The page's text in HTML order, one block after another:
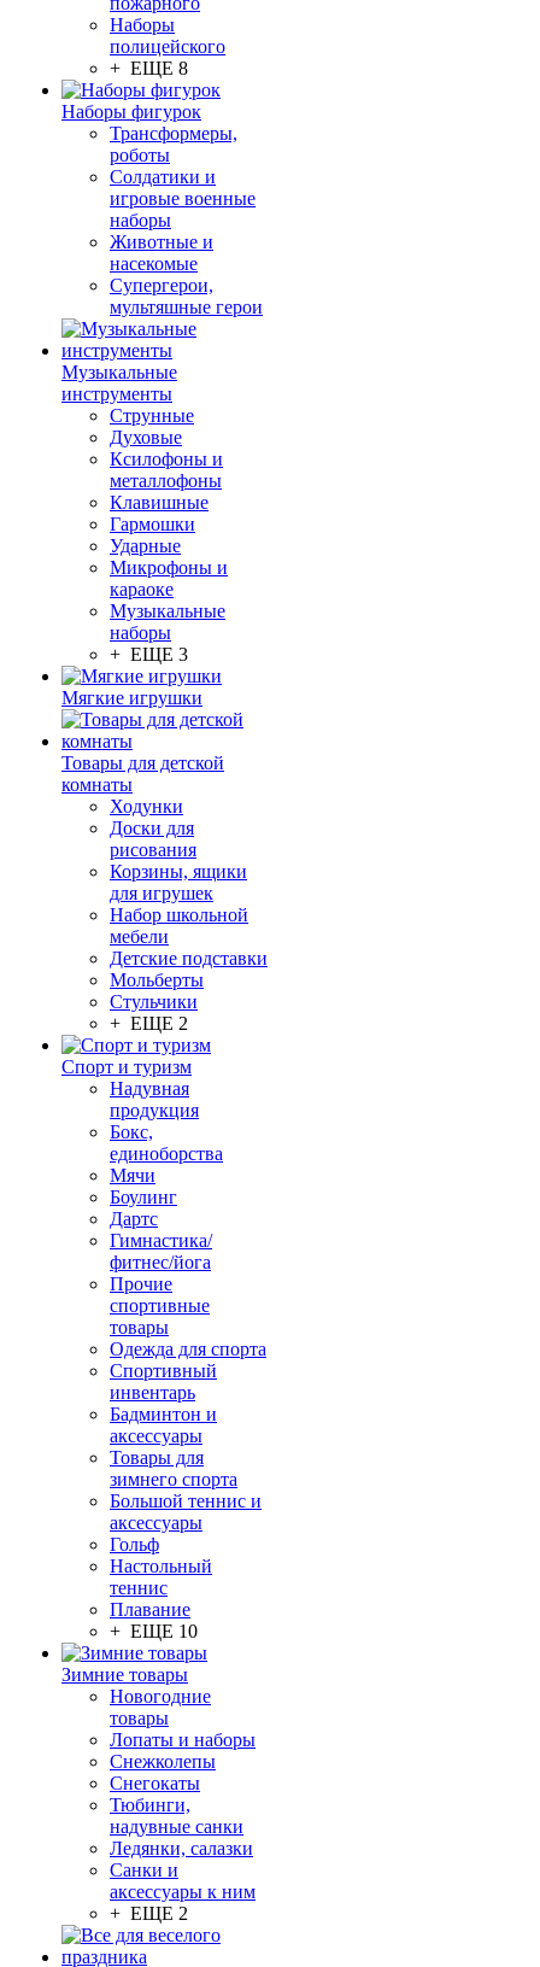
Наборы
полицейского
+ ЕЩЕ 8
Наборы фигурок
Трансформеры,
роботы
Солдатики и
игровые военные
наборы
Животные и
насекомые
Супергерои,
мультяшные герои
Музыкальные
инструменты
Струнные
Духовые
Ксилофоны и
металлофоны
Клавишные
Гармошки
Ударные
Микрофоны и
караоке
Музыкальные
наборы
+ ЕЩЕ 3
Мягкие игрушки
Товары для детской
комнаты
Ходунки
Доски для
рисования
Корзины, ящики
для игрушек
Набор школьной
мебели
Детские подставки
Мольберты
Стульчики
+ ЕЩЕ 2
Спорт и туризм
Надувная
продукция
Бокс,
единоборства
Мячи
Боулинг
Дартс
Гимнастика/
фитнес/йога
Прочие
спортивные
товары
Одежда для спорта
Спортивный
инвентарь
Бадминтон и
аксессуары
Товары для
зимнего спорта
Большой теннис и
аксессуары
Гольф
Настольный
теннис
Плавание
+ ЕЩЕ 10
Зимние товары
Новогодние
товары
Лопаты и наборы
Снежколепы
Снегокаты
Тюбинги,
надувные санки
Ледянки, салазки
Санки и
аксессуары к ним
+ ЕЩЕ 2